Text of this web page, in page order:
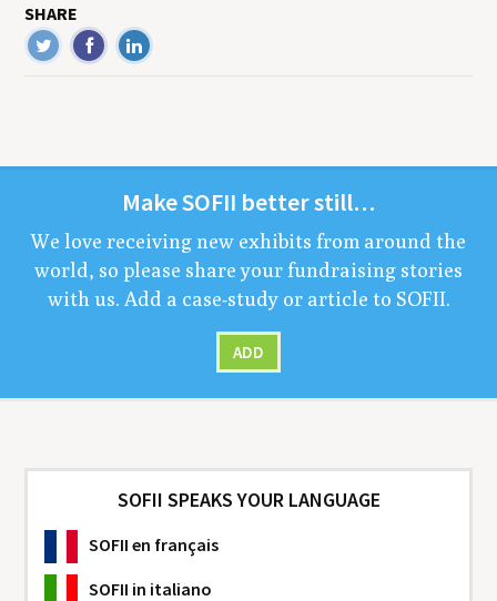
SHARE
MakeSOFII bet­ter still…
We love receiv­ing new exhibits from around the
world, so please share your fundrais­ing sto­ries
with us. Add a case-study or arti­cle to SOFII.
ADD
SOFII SPEAKS YOUR LANGUAGE
SOFII en français
SOFII in italiano